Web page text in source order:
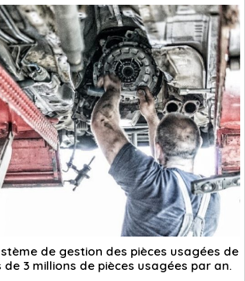
de gestion des pièces usagées de
de 3 millions de pièces usagées par an.